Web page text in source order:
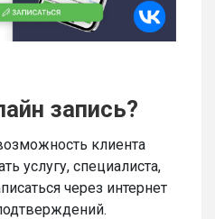
запись?
клиента
услугу, специалиста,
через интернет